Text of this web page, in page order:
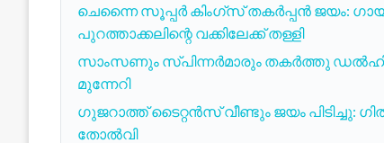
ചെന്നൈ സൂപ്പർ കിംഗ്സ് തകർപ്പൻ ജയം:
പുറത്താക്കലിന്റെ വക്കിലേക്ക് തള്ളി
സാംസണും സ്പിന്നർമാരും തകർത്തു ഡൽഹിയെ
മുന്നേറി
ഗുജറാത്ത് ടൈറ്റൻസ് വീണ്ടും ജയം പിടിച്ചു:
തോൽവി